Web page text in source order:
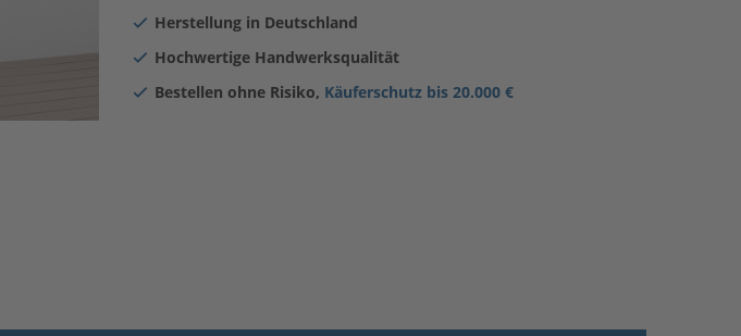
Herstellung in Deutschland
Hochwertige Handwerksqualität
Bestellen ohne Risiko, Käuferschutz bis 20.000 €